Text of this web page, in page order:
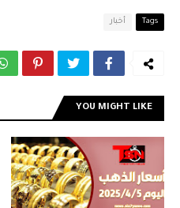
Tags أخبار
YOU MIGHT LIKE